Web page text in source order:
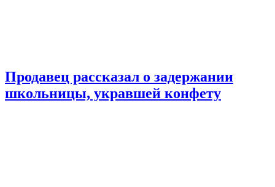
Продавец рассказал о задержании
школьницы, укравшей конфету